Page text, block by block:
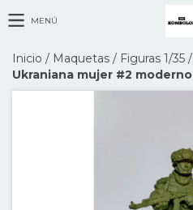
MENÚ
Inicio / Maquetas / Figuras 1/35 /
Ukraniana mujer #2 moderno